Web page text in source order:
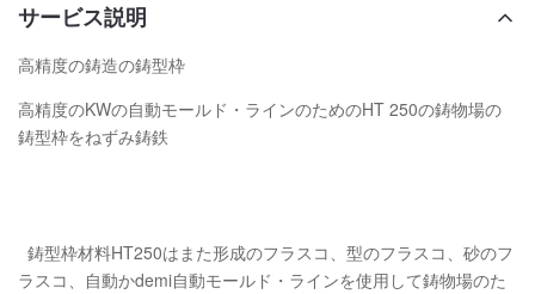
サービス説明
高精度の鋳造の鋳型枠
高精度のKWの自動モールド・ラインのためのHT 250の鋳物場の
鋳型枠をねずみ鋳鉄
鋳型枠材料HT250はまた形成のフラスコ、型のフラスコ、砂のフ
ラスコ、自動かdemi自動モールド・ラインを使用して鋳物場のた